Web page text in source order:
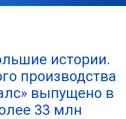
истории.
производства
выпущено в
33 млн